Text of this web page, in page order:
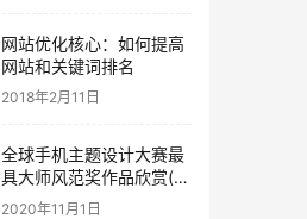
网站优化核心：如何提高
网站和关键词排名
2018年2月11日
全球手机主题设计大赛最
具大师风范奖作品欣赏(含
练习教程)
2020年11月1日